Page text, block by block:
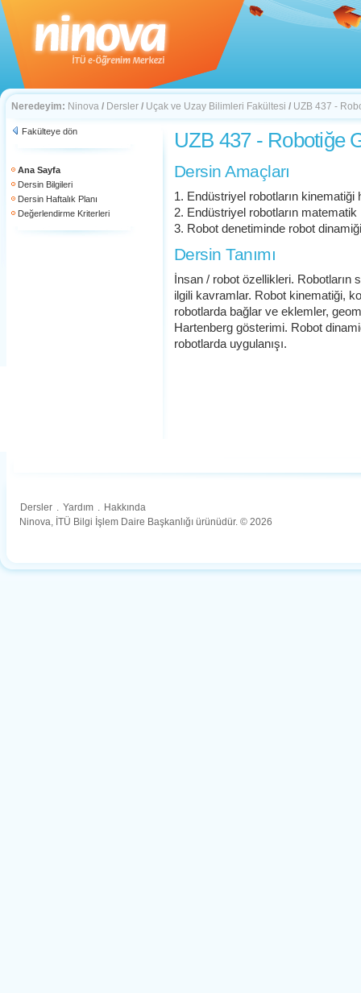
Neredeyim: Ninova / Dersler / Uçak ve Uzay Bilimleri Fakültesi / UZB 437 -
Fakülteye dön
Ana Sayfa
Dersin Bilgileri
Dersin Haftalık Planı
Değerlendirme Kriterleri
UZB 437 - Robotiğe
Dersin Amaçları
1. Endüstriyel robotların
2. Endüstriyel robotların
3. Robot denetiminde robot
Dersin Tanımı
İnsan / robot özellikleri. Robotların
ilgili kavramlar. Robot kinematiği,
robotlarda bağlar ve eklemler,
Hartenberg gösterimi. Robot
robotlarda uygulanışı.
Dersler . Yardım . Hakkında
Ninova, İTÜ Bilgi İşlem Daire Başkanlığı ürünüdür. © 2026